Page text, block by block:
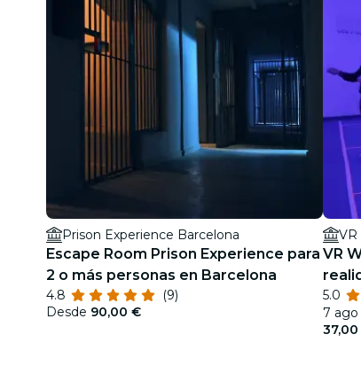
Prison Experience Barcelona
Escape Room Prison Experience para
2 o más personas en Barcelona
4.8
(9)
Desde 90,00 €
VR
VR
5.0
7 ago